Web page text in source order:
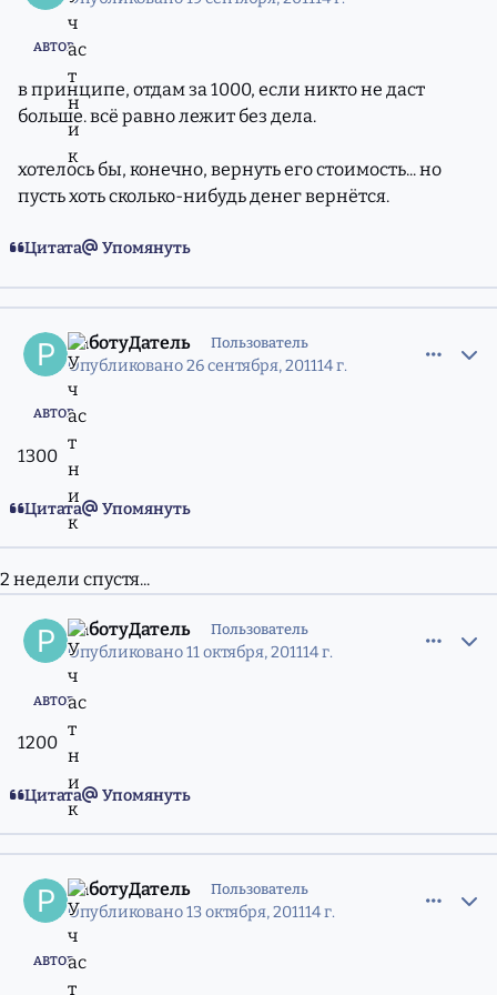
АВТОР
в принципе, отдам за 1000, если никто не даст
больше. всё равно лежит без дела.
хотелось бы, конечно, вернуть его стоимость... но
пусть хоть сколько-нибудь денег вернётся.
Цитата Упомянуть
РаботуДатель Пользователь
Опубликовано26 сентября, 201114 г.
АВТОР
1300
Цитата Упомянуть
2 недели спустя...
РаботуДатель Пользователь
Опубликовано11 октября, 201114 г.
АВТОР
1200
Цитата Упомянуть
РаботуДатель Пользователь
Опубликовано13 октября, 201114 г.
АВТОР